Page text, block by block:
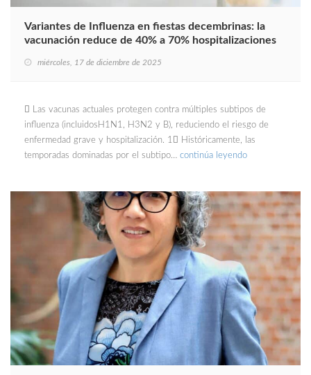
Variantes de Influenza en fiestas decembrinas: la
vacunación reduce de 40% a 70% hospitalizaciones
miércoles, 17 de diciembre de 2025
 Las vacunas actuales protegen contra múltiples subtipos de
influenza (incluidosH1N1, H3N2 y B), reduciendo el riesgo de
enfermedad grave y hospitalización. 1 Históricamente, las
temporadas dominadas por el subtipo… continúa leyendo